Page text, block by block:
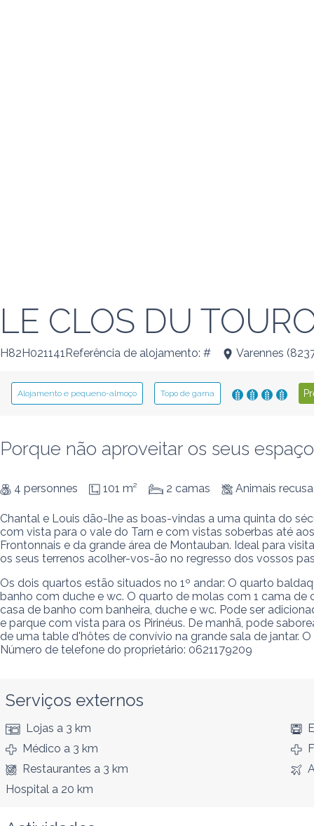
LE CLOS DU
H82H021141Referência de alojamento: # Varennes (
Alojamento e pequeno-almoço Topo de gama
Porque não aproveitar os seus
4 personnes 101 m² 2 camas Animais
Chantal e Louis dão-lhe as boas-vindas a uma quinta do
com vista para o vale do Tarn e com vistas soberbas até
Frontonnais e da grande área de Montauban. Ideal para
os seus terrenos acolher-vos-ão no regresso dos vossos
Os dois quartos estão situados no 1º andar: O quarto
banho com duche e wc. O quarto de molas com 1 cama
casa de banho com banheira, duche e wc. Pode ser
e parque com vista para os Pirinéus. De manhã, pode
de uma table d'hôtes de convívio na grande sala de jantar.
Número de telefone do proprietário: 0621179209
Serviços externos
Lojas a 3 km
Médico a 3 km
Restaurantes a 3 km
Hospital a 20 km